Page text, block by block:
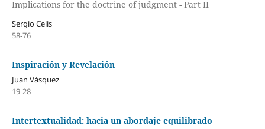
Implications for the doctrine of judgment - Part II
Sergio Celis
58-76
Inspiración y Revelación
Juan Vásquez
19-28
Intertextualidad: hacia un abordaje equilibrado